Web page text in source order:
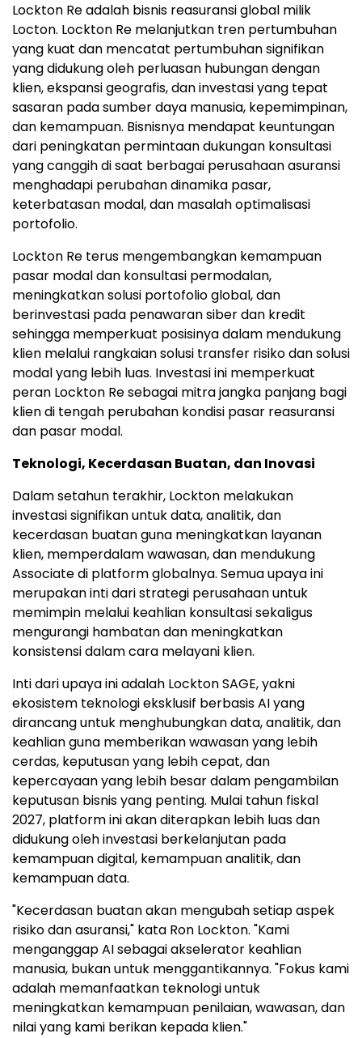
Lockton Re adalah bisnis reasuransi global milik
Locton. Lockton Re melanjutkan tren pertumbuhan
yang kuat dan mencatat pertumbuhan signifikan
yang didukung oleh perluasan hubungan dengan
klien, ekspansi geografis, dan investasi yang tepat
sasaran pada sumber daya manusia, kepemimpinan,
dan kemampuan. Bisnisnya mendapat keuntungan
dari peningkatan permintaan dukungan konsultasi
yang canggih di saat berbagai perusahaan asuransi
menghadapi perubahan dinamika pasar,
keterbatasan modal, dan masalah optimalisasi
portofolio.
Lockton Re terus mengembangkan kemampuan
pasar modal dan konsultasi permodalan,
meningkatkan solusi portofolio global, dan
berinvestasi pada penawaran siber dan kredit
sehingga memperkuat posisinya dalam mendukung
klien melalui rangkaian solusi transfer risiko dan solusi
modal yang lebih luas. Investasi ini memperkuat
peran Lockton Re sebagai mitra jangka panjang bagi
klien di tengah perubahan kondisi pasar reasuransi
dan pasar modal.
Teknologi, Kecerdasan Buatan, dan Inovasi
Dalam setahun terakhir, Lockton melakukan
investasi signifikan untuk data, analitik, dan
kecerdasan buatan guna meningkatkan layanan
klien, memperdalam wawasan, dan mendukung
Associate di platform globalnya. Semua upaya ini
merupakan inti dari strategi perusahaan untuk
memimpin melalui keahlian konsultasi sekaligus
mengurangi hambatan dan meningkatkan
konsistensi dalam cara melayani klien.
Inti dari upaya ini adalah Lockton SAGE, yakni
ekosistem teknologi eksklusif berbasis AI yang
dirancang untuk menghubungkan data, analitik, dan
keahlian guna memberikan wawasan yang lebih
cerdas, keputusan yang lebih cepat, dan
kepercayaan yang lebih besar dalam pengambilan
keputusan bisnis yang penting. Mulai tahun fiskal
2027, platform ini akan diterapkan lebih luas dan
didukung oleh investasi berkelanjutan pada
kemampuan digital, kemampuan analitik, dan
kemampuan data.
"Kecerdasan buatan akan mengubah setiap aspek
risiko dan asuransi," kata Ron Lockton. "Kami
menganggap AI sebagai akselerator keahlian
manusia, bukan untuk menggantikannya. "Fokus kami
adalah memanfaatkan teknologi untuk
meningkatkan kemampuan penilaian, wawasan, dan
nilai yang kami berikan kepada klien."